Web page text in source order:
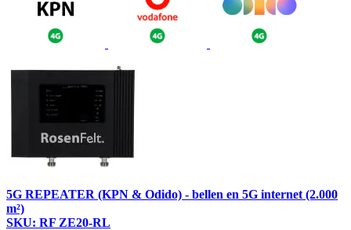
5G REPEATER (KPN & Odido) - bellen en 5G internet (2.000
m²)
SKU: RF ZE20-RL